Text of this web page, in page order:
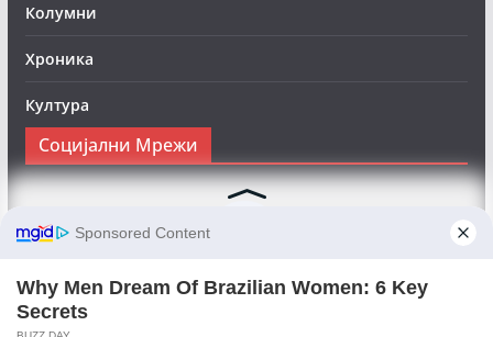
Колумни
Хроника
Култура
Социјални Мрежи
Следете нè на Фејсбук за да сте во тек со најновите